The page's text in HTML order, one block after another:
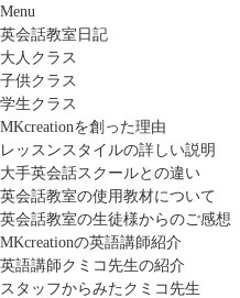
Menu
英会話教室日記
大人クラス
子供クラス
学生クラス
MKcreationを創った理由
レッスンスタイルの詳しい説明
大手英会話スクールとの違い
英会話教室の使用教材について
英会話教室の生徒様からのご感想
MKcreationの英語講師紹介
英語講師クミコ先生の紹介
スタッフからみたクミコ先生